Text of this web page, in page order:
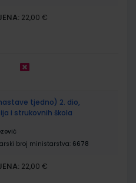
22,00 €
tjedno) 2. dio,
i strukovnih škola
broj ministarstva: 6678
22,00 €